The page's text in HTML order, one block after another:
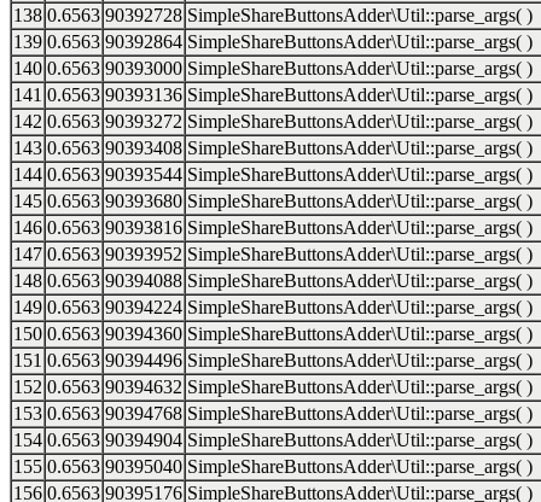
138 0.6563 90392728 SimpleShareButtonsAdder\Util::parse_args( )
139 0.6563 90392864 SimpleShareButtonsAdder\Util::parse_args( )
140 0.6563 90393000 SimpleShareButtonsAdder\Util::parse_args( )
141 0.6563 90393136 SimpleShareButtonsAdder\Util::parse_args( )
142 0.6563 90393272 SimpleShareButtonsAdder\Util::parse_args( )
143 0.6563 90393408 SimpleShareButtonsAdder\Util::parse_args( )
144 0.6563 90393544 SimpleShareButtonsAdder\Util::parse_args( )
145 0.6563 90393680 SimpleShareButtonsAdder\Util::parse_args( )
146 0.6563 90393816 SimpleShareButtonsAdder\Util::parse_args( )
147 0.6563 90393952 SimpleShareButtonsAdder\Util::parse_args( )
148 0.6563 90394088 SimpleShareButtonsAdder\Util::parse_args( )
149 0.6563 90394224 SimpleShareButtonsAdder\Util::parse_args( )
150 0.6563 90394360 SimpleShareButtonsAdder\Util::parse_args( )
151 0.6563 90394496 SimpleShareButtonsAdder\Util::parse_args( )
152 0.6563 90394632 SimpleShareButtonsAdder\Util::parse_args( )
153 0.6563 90394768 SimpleShareButtonsAdder\Util::parse_args( )
154 0.6563 90394904 SimpleShareButtonsAdder\Util::parse_args( )
155 0.6563 90395040 SimpleShareButtonsAdder\Util::parse_args( )
156 0.6563 90395176 SimpleShareButtonsAdder\Util::parse_args( )